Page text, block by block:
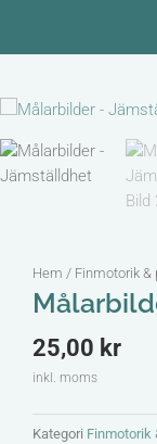
innehåll
Hem / Finmotorik &
25,00 kr
inkl. moms
Kategori Finmotorik